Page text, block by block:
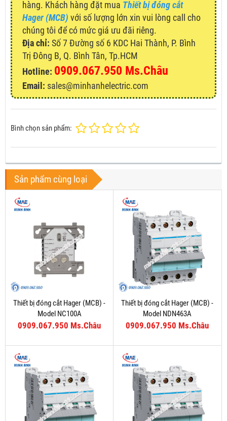
hàng. Khách hàng đặt mua Thiết bị đóng cắt
Hager (MCB) với số lượng lớn xin vui lòng call cho
chúng tôi để có mức giá ưu đãi riêng.
Địa chỉ: Số 7 Đường số 6 KDC Hai Thành, P. Bình
Trị Đông B, Q. Bình Tân, Tp.HCM
Hotline: 0909.067.950 Ms.Châu
Email: sales@minhanhelectric.com
Bình chọn sản phẩm:
Sản phẩm cùng loại
Thiết bị đóng cắt Hager (MCB) -
Model NC100A
0909.067.950 Ms.Châu
Thiết bị đóng cắt Hager (MCB) -
Model NDN463A
0909.067.950 Ms.Châu